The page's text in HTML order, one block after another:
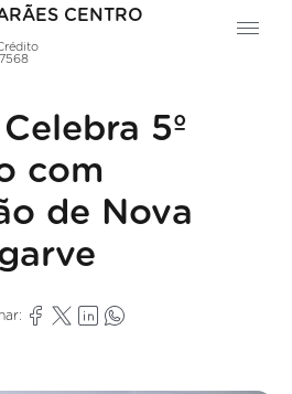
CENTRO
5º
com
de Nova